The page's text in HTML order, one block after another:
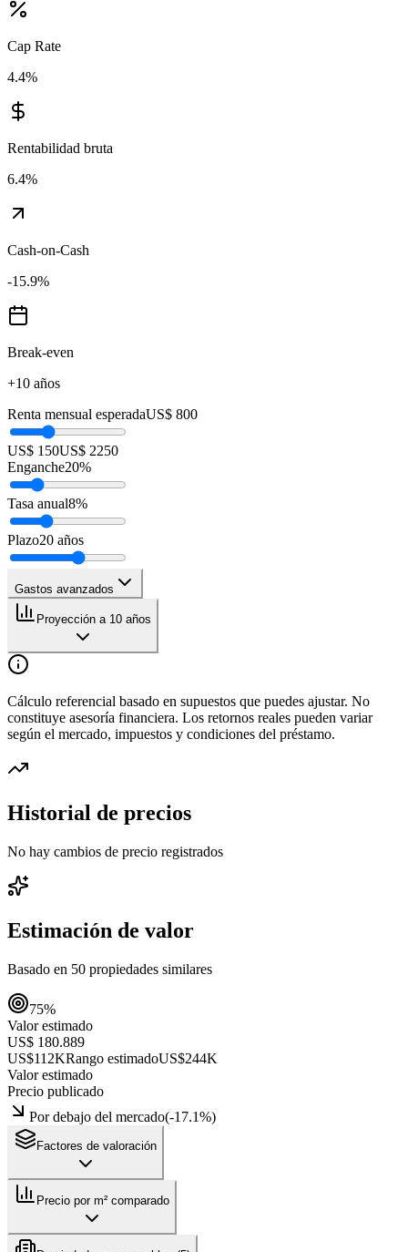
Cap Rate
4.4%
Rentabilidad bruta
6.4%
Cash-on-Cash
-15.9%
Break-even
+10 años
Renta mensual esperadaUS$ 800
US$ 150US$ 2250
Enganche20%
Tasa anual8%
Plazo20 años
Gastos avanzados
Proyección a 10 años
Cálculo referencial basado en supuestos que puedes ajustar. No
constituye asesoría financiera. Los retornos reales pueden variar
según el mercado, impuestos y condiciones del préstamo.
Historial de precios
No hay cambios de precio registrados
Estimación de valor
Basado en 50 propiedades similares
75%
Valor estimado
US$ 180.889
US$112KRango estimadoUS$244K
Valor estimado
Precio publicado
Por debajo del mercado(-17.1%)
Factores de valoración
Precio por m² comparado